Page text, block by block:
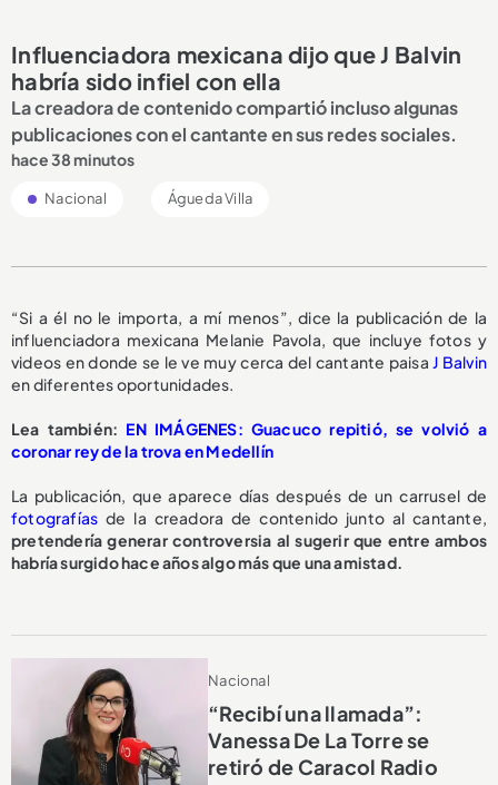
Influenciadora mexicana dijo que J Balvin
habría sido infiel con ella
La creadora de contenido compartió incluso algunas
publicaciones con el cantante en sus redes sociales.
hace 38 minutos
Nacional Águeda Villa
“Si a él no le importa, a mí menos”, dice la publicación de la
influenciadora mexicana Melanie Pavola, que incluye fotos y
videos en donde se le ve muy cerca del cantante paisaJ Balvin
en diferentes oportunidades.
Lea también: EN IMÁGENES: Guacuco repitió, se volvió a
coronar rey de la trova en Medellín
La publicación, que aparece días después de un carrusel de
fotografías de la creadora de contenido junto al cantante,
pretendería generar controversia al sugerir que entre ambos
habría surgido hace años algo más que una amistad.
Nacional
“Recibí una llamada”:
Vanessa De La Torre se
retiró de Caracol Radio